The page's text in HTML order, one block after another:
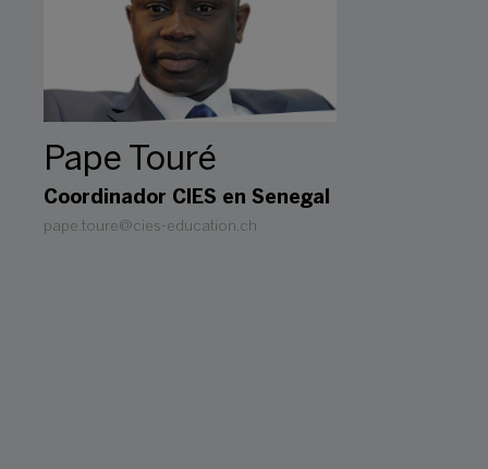
Pape Touré
Coordinador CIES en Senegal
pape.toure@cies-education.ch